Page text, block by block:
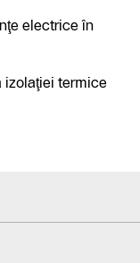
electrice în
izolaţiei termice